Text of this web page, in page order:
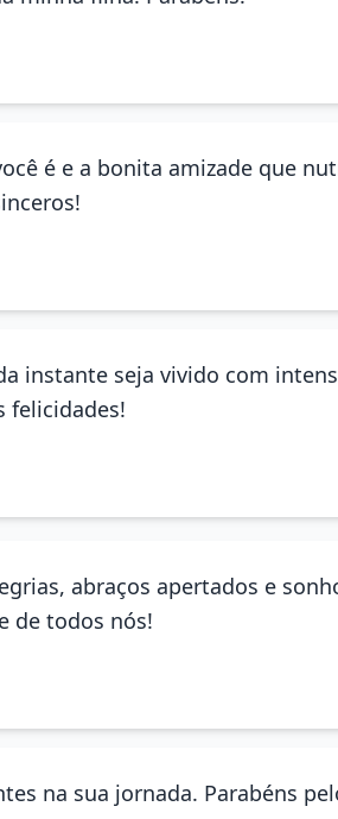
é e a bonita amizade que
instante seja vivido com
felicidades!
abraços apertados e
de todos nós!
na sua jornada. Parabéns